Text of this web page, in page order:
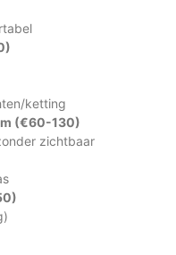
ketting
(€60-130)
zichtbaar